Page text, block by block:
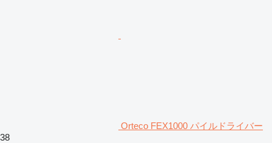
Orteco FEX1000 パイルドライバー
38